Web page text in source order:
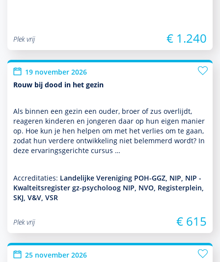
Plek vrij € 1.240
19 november 2026
Rouw bij dood in het gezin
Als binnen een gezin een ouder, broer of zus overlijdt,
reageren kin­de­ren en jongeren daar op hun eigen manier
op. Hoe kun je hen helpen om met het verlies om te gaan,
zodat hun verdere ont­wikke­ling niet belemmerd wordt? In
deze ervaringsgerichte cursus …
Accreditaties: Landelijke Vereniging POH-GGZ, NIP, NIP -
Kwalteitsregister gz-psycholoog NIP, NVO, Registerplein,
SKJ, V&V, VSR
Plek vrij € 615
25 november 2026